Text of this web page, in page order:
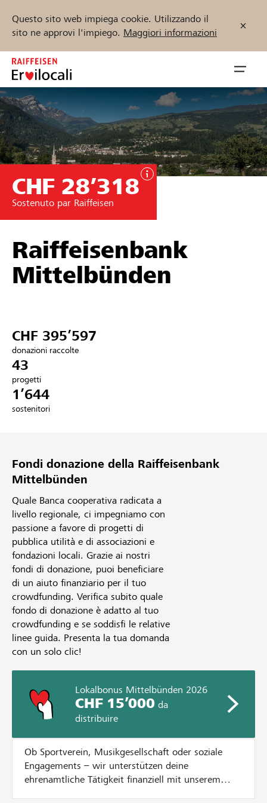
Questo sito web impiega cookie. Utilizzando il
sito ne approvi l'impiego. Maggiori informazioni
Zum
Inhalt
springen
öffnen
Sostenere
Aiuto & supporto
Partner / Banche Raiffeisen
Collegarsi
Registrazione
Trova progetti e organizzazioni
Inizia ora
CHF 28’318
Sostenuto par Raiffeisen
Raiffeisenbank
Mittelbünden
CHF 395’597
donazioni raccolte
43
progetti
1’644
sostenitori
Fondi donazione della Raiffeisenbank
Mittelbünden
Quale Banca cooperativa radicata a
livello regionale, ci impegniamo con
passione a favore di progetti di
pubblica utilità e di associazioni e
fondazioni locali. Grazie ai nostri
fondi di donazione, puoi beneficiare
di un aiuto finanziario per il tuo
crowdfunding. Verifica subito quale
fondo di donazione è adatto al tuo
crowdfunding e se soddisfi le relative
linee guida. Presenta la tua domanda
con un solo clic!
Lokalbonus Mittelbünden 2026
CHF 15’000da
distribuire
Ob Sportverein, Musikgesellschaft oder soziale
Engagements – wir unterstützen deine
ehrenamtliche Tätigkeit finanziell mit unserem